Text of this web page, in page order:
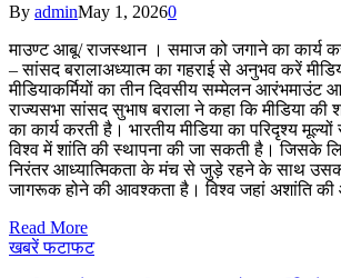
By adminMay 1, 20260
माउण्ट आबू/ राजस्थान । समाज को जगाने का कार्य
– सांसद बरालाअध्यात्म का गहराई से अनुभव करें
मीडियाकर्मियों का तीन दिवसीय सम्मेलन आरंभमाउंट
राज्यसभा सांसद सुभाष बराला ने कहा कि मीडिया की
का कार्य करती है। भारतीय मीडिया का परिदृश्य
विश्व में शांति की स्थापना की जा सकती है। जिसके
निरंतर आध्यात्मिकता के मंच से जुड़े रहने के साथ
जागरूक होने की आवश्कता है। विश्व जहां अशांति
Read More
खबरें फटाफट